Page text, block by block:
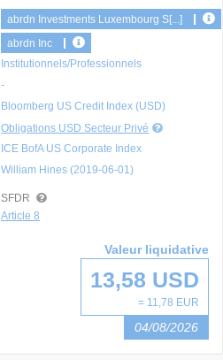
abrdn Investments Luxembourg S[...]
abrdn Inc
Institutionnels/Professionnels
-
Bloomberg US Credit Index (USD)
Obligations USD Secteur Privé
ICE BofA US Corporate Index
William Hines (2019-06-01)
SFDR
Article 8
Valeur liquidative
13,58 USD
= 11,78 EUR
04/08/2026